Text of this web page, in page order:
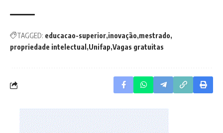
TAGGED: educacao-superior inovação mestrado
propriedade intelectual Unifap Vagas gratuitas